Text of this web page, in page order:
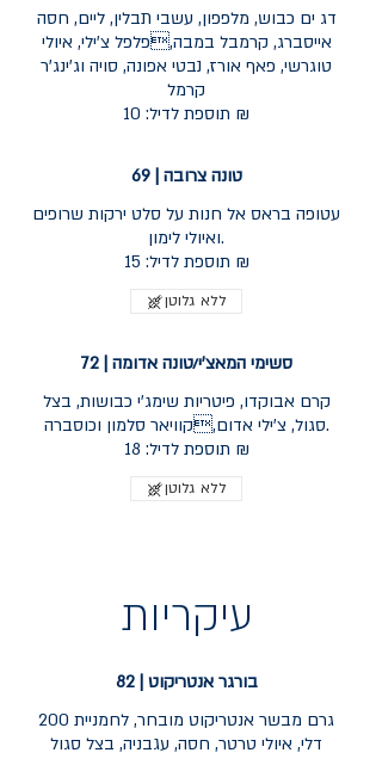
דג ים כבוש, מלפפון, עשבי תבלין, ליים, חסה
אייסברג, קרמבל במבה,פלפל צ'ילי, איולי
טוגרשי, פאף אורז, נבטי אפונה, סויה וג'ינג'ר
קרמל
תוספת לדיל: 10 ₪
טונה צרובה | 69
עטופה בראס אל חנות על סלט ירקות שרופים
ואיולי לימון.
תוספת לדיל: 15 ₪
ללא גלוטן
סשימי המאצ'י/טונה אדומה | 72
קרם אבוקדו, פיטריות שימג'י כבושות, בצל
סגול, צ'ילי אדום,קוויאר סלמון וכוסברה.
תוספת לדיל: 18 ₪
ללא גלוטן
עיקריות
בורגר אנטריקוט | 82
200 גרם מבשר אנטריקוט מובחר, לחמניית
דלי, איולי טרטר, חסה, עגבניה, בצל סגול